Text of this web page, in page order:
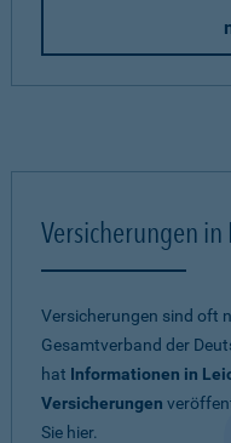
Versicherungen
Versicherungen sind oft
Gesamtverband der
hat Informationen in
Versicherungen
Sie hier.